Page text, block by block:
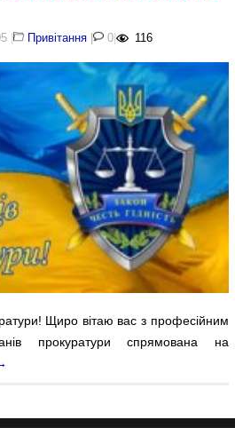
| Привітання | 0| 116
Щиро вітаю вас з професійним
прокуратури спрямована на